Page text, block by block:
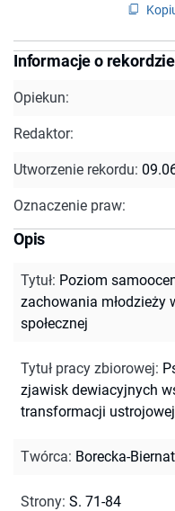
Informacje o rekordzie
Opiekun:
Redaktor:
Utworzenie rekordu:
Oznaczenie praw:
Opis
Tytuł: Poziom
zachowania młodzieży
społecznej
Tytuł pracy zbiorowej:
zjawisk dewiacyjnych
transformacji
Twórca: Borecka-
Strony: S. 71-84